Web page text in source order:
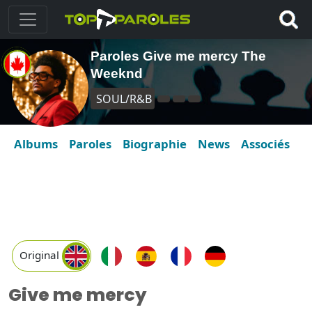
Paroles Give me mercy The
Weeknd
SOUL/R&B
Albums Paroles Biographie News Associés
Original
Give me mercy